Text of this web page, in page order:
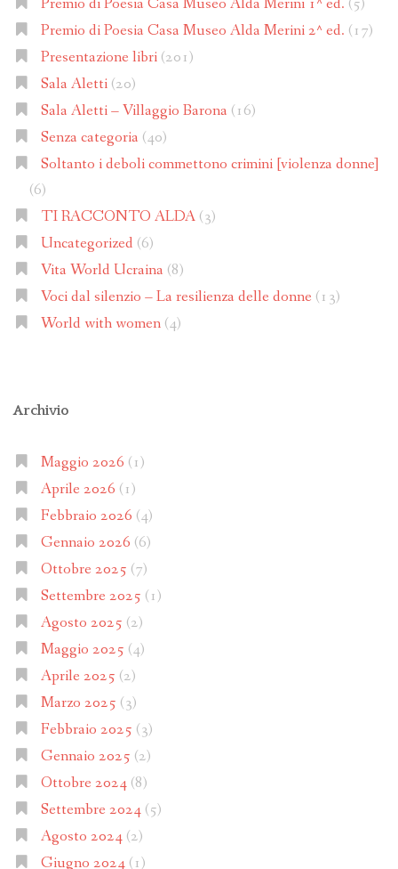
Premio di Poesia Casa Museo Alda Merini 1^ ed. (5)
Premio di Poesia Casa Museo Alda Merini 2^ ed. (17)
Presentazione libri(201)
Sala Aletti(20)
Sala Aletti – Villaggio Barona (16)
Senza categoria (40)
Soltanto i deboli commettono crimini [violenza donne]
(6)
TI RACCONTO ALDA(3)
Uncategorized (6)
Vita World Ucraina (8)
Voci dal silenzio – La resilienza delle donne (13)
World with women(4)
Archivio
Maggio 2026 (1)
Aprile 2026 (1)
Febbraio 2026 (4)
Gennaio 2026 (6)
Ottobre 2025 (7)
Settembre 2025 (1)
Agosto 2025 (2)
Maggio 2025 (4)
Aprile 2025 (2)
Marzo 2025 (3)
Febbraio 2025 (3)
Gennaio 2025 (2)
Ottobre 2024(8)
Settembre 2024(5)
Agosto 2024(2)
Giugno 2024(1)